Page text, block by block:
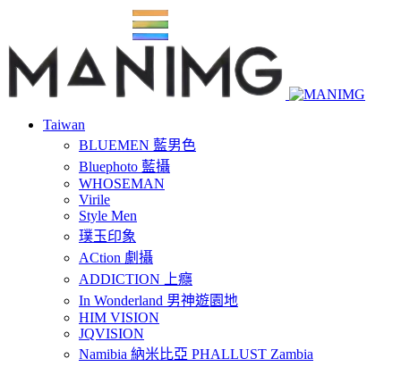
Taiwan
BLUEMEN 藍男色
Bluephoto 藍攝
WHOSEMAN
Virile
Style Men
璞玉印象
ACtion 劇攝
ADDICTION 上癮
In Wonderland 男神遊園地
HIM VISION
JQVISION
Namibia 納米比亞 PHALLUST Zambia